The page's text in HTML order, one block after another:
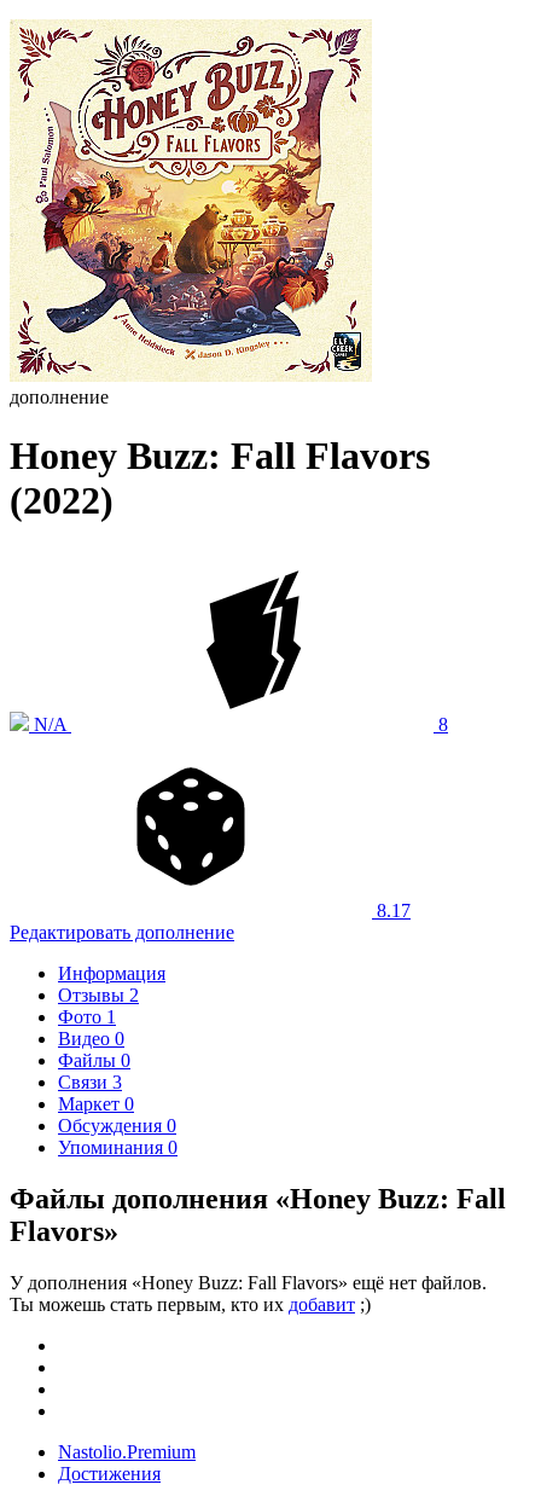
дополнение
Honey Buzz: Fall Flavors
(2022)
N/A 8
8.17
Редактировать дополнение
Информация
Отзывы 2
Фото 1
Видео 0
Файлы 0
Связи 3
Маркет 0
Обсуждения 0
Упоминания 0
Файлы дополнения «Honey Buzz: Fall
Flavors»
У дополнения «Honey Buzz: Fall Flavors» ещё нет файлов.
Ты можешь стать первым, кто их добавит ;)
Nastolio.Premium
Достижения